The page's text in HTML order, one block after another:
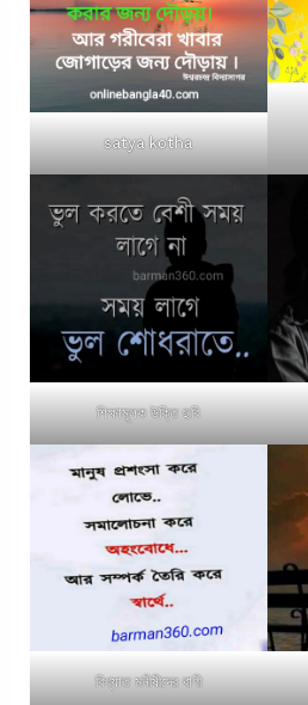
satya kotha
শিক্ষামূলক উক্তি ছবি
বিখ্যাত মনীষীদের বাণী